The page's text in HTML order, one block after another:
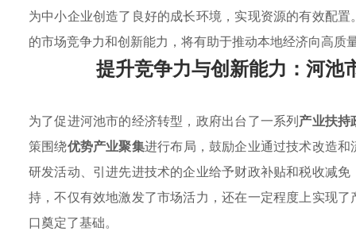
为中小企业创造了良好的成长环境，实现资源的有效配
的市场竞争力和创新能力，将有助于推动本地经济向高质
提升竞争力与创新能力：河池
为了促进河池市的经济转型，政府出台了一系列产业扶持
策围绕优势产业聚集进行布局，鼓励企业通过技术改造
研发活动、引进先进技术的企业给予财政补贴和税收减
持，不仅有效地激发了市场活力，还在一定程度上实现
口奠定了基础。